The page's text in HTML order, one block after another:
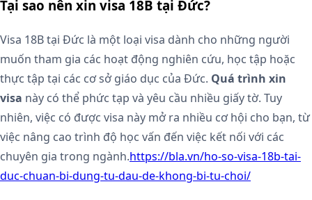
Tại sao nên xin visa 18B tại Đức?
Visa 18B tại Đức là một loại visa dành cho những người
muốn tham gia các hoạt động nghiên cứu, học tập hoặc
thực tập tại các cơ sở giáo dục của Đức. Quá trình xin
visa này có thể phức tạp và yêu cầu nhiều giấy tờ. Tuy
nhiên, việc có được visa này mở ra nhiều cơ hội cho bạn, từ
việc nâng cao trình độ học vấn đến việc kết nối với các
chuyên gia trong ngành.https://bla.vn/ho-so-visa-18b-tai-
duc-chuan-bi-dung-tu-dau-de-khong-bi-tu-choi/